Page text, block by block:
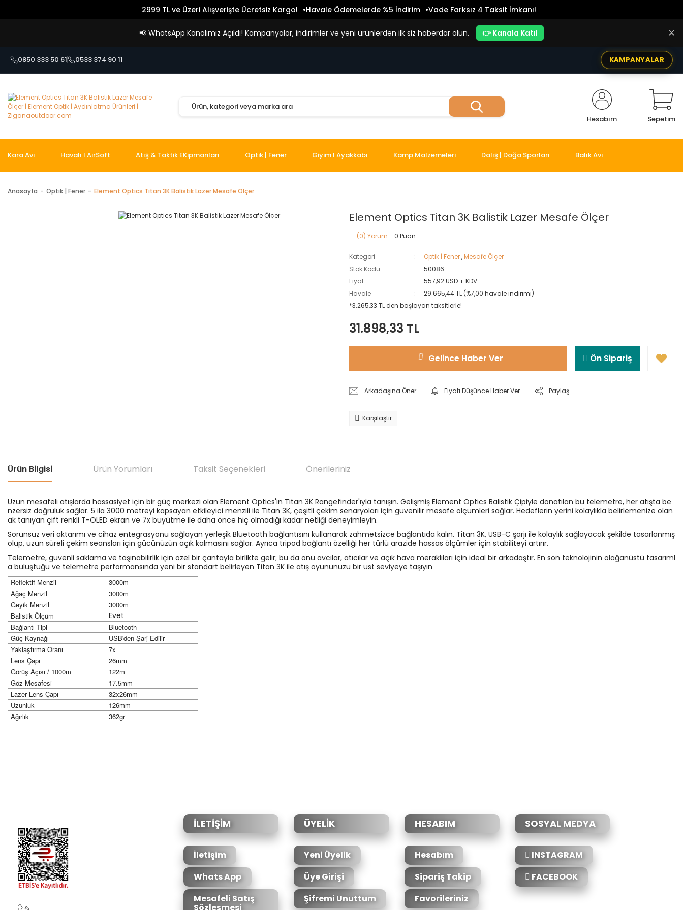
2999 TL ve Üzeri Alışverişte Ücretsiz Kargo! Havale Ödemelerde %5 İndirim Vade Farksız 4 Taksit İmkanı!
📢 WhatsApp Kanalımız Açıldı! Kampanyalar, indirimler ve yeni ürünlerden ilk siz haberdar olun. 👉 Kanala Katıl ✕
0850 333 50 61 0533 374 90 11 KAMPANYALAR
Hesabım Sepetim
Kara Avı Havalı I AirSoft Atış & Taktik EKipmanları Optik | Fener Giyim I Ayakkabı Kamp Malzemeleri Dalış | Doğa Sporları Balık Avı
Anasayfa Optik | Fener Element Optics Titan 3K Balistik Lazer Mesafe Ölçer
Element Optics Titan 3K Balistik Lazer Mesafe Ölçer
(0) Yorum - 0 Puan
Kategori Optik | Fener,Mesafe Ölçer
Stok Kodu
50086
Fiyat
557,92 USD + KDV
Havale
29.665,44 TL (%7,00 havale indirimi)
*3.265,33 TL den başlayan taksitlerle!
31.898,33 TL
Gelince Haber Ver Ön Sipariş
Arkadaşına Öner Fiyatı Düşünce Haber Ver Paylaş
Karşılaştır
Ürün Bilgisi Ürün Yorumları Taksit Seçenekleri Önerileriniz
Uzun mesafeli atışlarda hassasiyet için bir güç merkezi olan Element Optics'in Titan 3K Rangefinder'ıyla tanışın. Gelişmiş Element Optics Balistik Çipiyle donatılan bu telemetre, her atışta be
nzersiz doğruluk sağlar. 5 ila 3000 metreyi kapsayan etkileyici menzili ile Titan 3K, çeşitli çekim senaryoları için güvenilir mesafe ölçümleri sağlar. Hedeflerin yerini kolaylıkla belirlemenize olan
ak tanıyan çift renkli T-OLED ekran ve 7x büyütme ile daha önce hiç olmadığı kadar netliği deneyimleyin.
Sorunsuz veri aktarımı ve cihaz entegrasyonu sağlayan yerleşik Bluetooth bağlantısını kullanarak zahmetsizce bağlantıda kalın. Titan 3K, USB-C şarjı ile kolaylık sağlayacak şekilde tasarlanmış
olup, uzun süreli çekim seansları için gücünüzün açık kalmasını sağlar. Ayrıca tripod bağlantı özelliği her türlü arazide hassas ölçümler için stabiliteyi artırır.
Telemetre, güvenli saklama ve taşınabilirlik için özel bir çantayla birlikte gelir; bu da onu avcılar, atıcılar ve açık hava meraklıları için ideal bir arkadaştır. En son teknolojinin olağanüstü tasarıml
a buluştuğu ve telemetre performansında yeni bir standart belirleyen Titan 3K ile atış oyununuzu bir üst seviyeye taşıyın
Reflektif Menzil
3000m
Ağaç Menzil
3000m
Geyik Menzil
3000m
Balistik Ölçüm
Evet
Bağlantı Tipi
Bluetooth
Güç Kaynağı
USB'den Şarj Edilir
Yaklaştırma Oranı
7x
Lens Çapı
26mm
Görüş Açısı / 1000m
122m
Göz Mesafesi
17.5mm
Lazer Lens Çapı
32x26mm
Uzunluk
126mm
Ağırlık
362gr
Ürün fiyatı diğer sitelerden daha pahalı.
Bu ürüne benzer farklı alternatifler olmalı.
İLETİŞİM
İletişim
Whats App
Mesafeli Satış
ÜYELİK
Yeni Üyelik
Üye Girişi
Şifremi Unuttum
HESABIM
Hesabım
Sipariş Takip
Favorileriniz
SOSYAL MEDYA
INSTAGRAM
FACEBOOK